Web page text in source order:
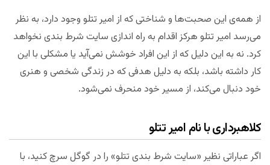
از همه‌ی این صحبت‌ها و شناختی که از امیر تتلو وجود دارد، به نظر
می‌رسد امیر تتلو هرکز اقدام به راه اندازی سایت شرط بندی نخواهد
کرد. نه به این دلیل که از این افراد خوشش نمی‌آید یا مشکلی با این
کار داشته باشد، بلکه به دلیل هدفی که در زندگی شخصی و هنری
خود دنبال می‌کند، از مسیر خود منحرف نمی‌شود.
کلاهبرداری با نام امیر تتلو
اگر عباراتی نظیر «سایت شرط بندی تتلو» را در گوگل سرچ کنید، با